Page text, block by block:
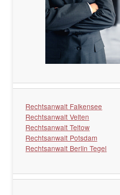
Rechtsanwalt Falkensee
Rechtsanwalt Velten
Rechtsanwalt Teltow
Rechtsanwalt Potsdam
Rechtsanwalt Berlin Tegel